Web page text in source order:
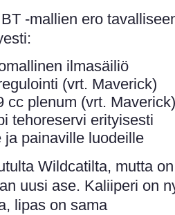
-mallien ero
ilmasäiliö
(vrt. Maverick)
cc plenum (vrt. Maverick)
tehoreservi erityisesti
ja painaville luodeille
Wildcatilta, mutta on
uusi ase. Kaliiperi on
lipas on sama